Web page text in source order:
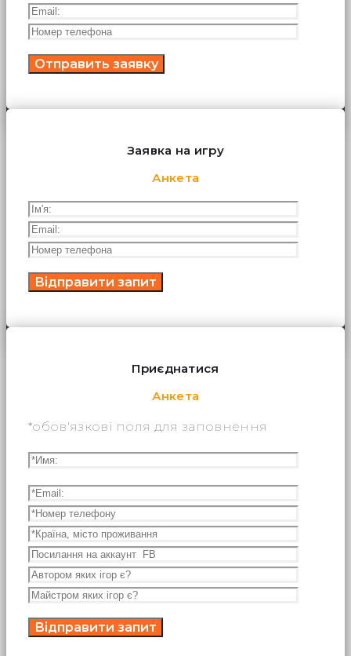
Заявка на игру
Анкета
Приєднатися
Анкета
*обов'язкові поля для заповнення